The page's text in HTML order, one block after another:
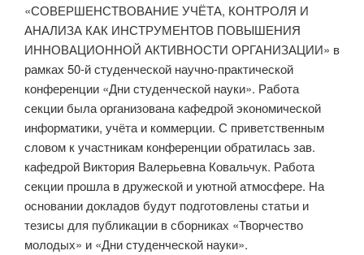
«СОВЕРШЕНСТВОВАНИЕ УЧЁТА, КОНТРОЛЯ И
АНАЛИЗА КАК ИНСТРУМЕНТОВ ПОВЫШЕНИЯ
ИННОВАЦИОННОЙ АКТИВНОСТИ ОРГАНИЗАЦИИ» в
рамках 50-й студенческой научно-практической
конференции «Дни студенческой науки». Работа
секции была организована кафедрой экономической
информатики, учёта и коммерции. С приветственным
словом к участникам конференции обратилась зав.
кафедрой Виктория Валерьевна Ковальчук. Работа
секции прошла в дружеской и уютной атмосфере. На
основании докладов будут подготовлены статьи и
тезисы для публикации в сборниках «Творчество
молодых» и «Дни студенческой науки».